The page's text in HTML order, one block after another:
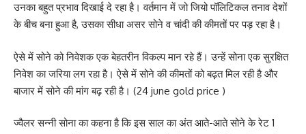
उनका बहुत प्रभाव दिखाई दे रहा है। वर्तमान में जो जियो पॉलिटिकल तनाव देशों
के बीच बना हुआ है, उसका सीधा असर सोने व चांदी की कीमतों पर पड़ रहा है।
ऐसे में सोने को निवेशक एक बेहतरीन विकल्प मान रहे हैं। उन्हें सोना एक सुरक्षित
निवेश का जरिया लग रहा है। ऐसे में सोने की कीमतों को बढ़त मिल रही है और
बाजार में सोने की मांग बढ़ रही है। (24 june gold price )
ज्वैलर सन्नी सोना का कहना है कि इस साल का अंत आते-आते सोने के रेट 1